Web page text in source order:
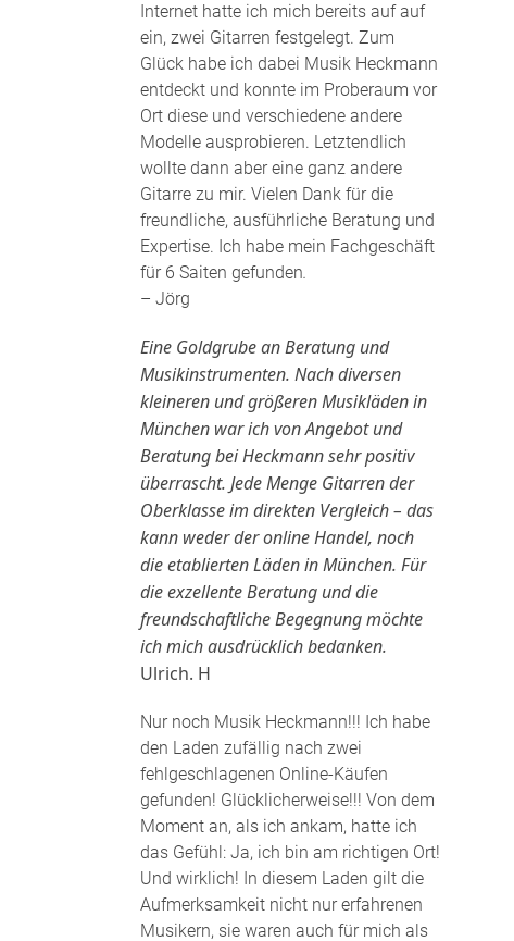
Internet hatte ich mich bereits auf auf
ein, zwei Gitarren festgelegt. Zum
Glück habe ich dabei Musik Heckmann
entdeckt und konnte im Proberaum vor
Ort diese und verschiedene andere
Modelle ausprobieren. Letztendlich
wollte dann aber eine ganz andere
Gitarre zu mir. Vielen Dank für die
freundliche, ausführliche Beratung und
Expertise. Ich habe mein Fachgeschäft
für 6 Saiten gefunden.
– Jörg
Eine Goldgrube an Beratung und
Musikinstrumenten. Nach diversen
kleineren und größeren Musikläden in
München war ich von Angebot und
Beratung bei Heckmann sehr positiv
überrascht. Jede Menge Gitarren der
Oberklasse im direkten Vergleich – das
kann weder der online Handel, noch
die etablierten Läden in München. Für
die exzellente Beratung und die
freundschaftliche Begegnung möchte
ich mich ausdrücklich bedanken.
Ulrich. H
Nur noch Musik Heckmann!!! Ich habe
den Laden zufällig nach zwei
fehlgeschlagenen Online-Käufen
gefunden! Glücklicherweise!!! Von dem
Moment an, als ich ankam, hatte ich
das Gefühl: Ja, ich bin am richtigen Ort!
Und wirklich! In diesem Laden gilt die
Aufmerksamkeit nicht nur erfahrenen
Musikern, sie waren auch für mich als